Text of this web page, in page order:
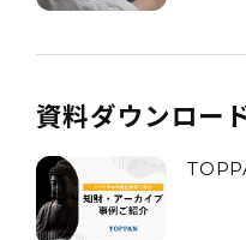
資料ダウンロー